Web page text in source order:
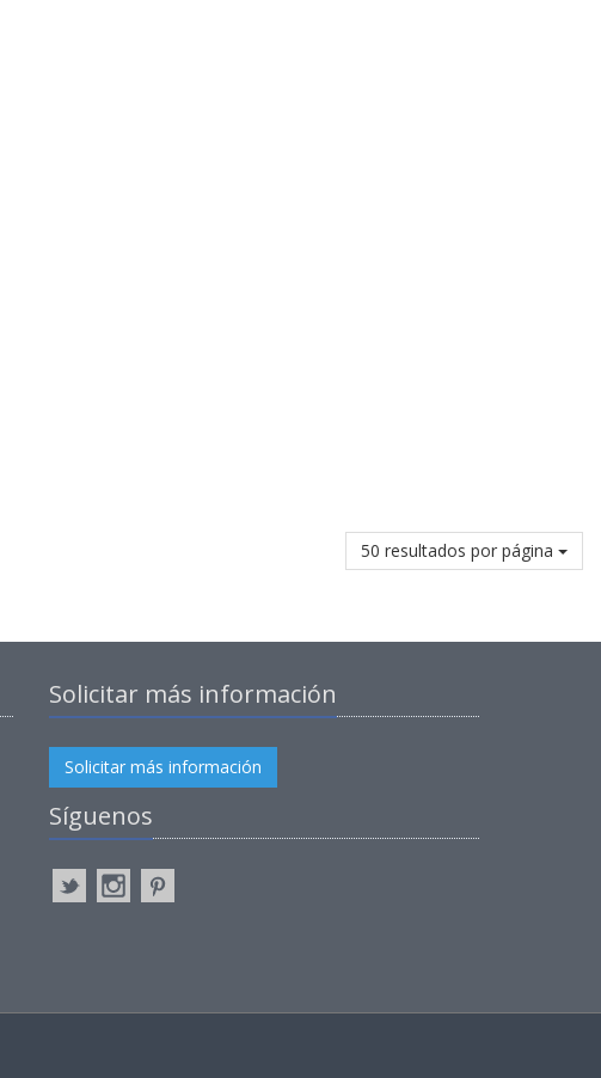
50 resultados por página
Solicitar más información
Solicitar más información
Síguenos